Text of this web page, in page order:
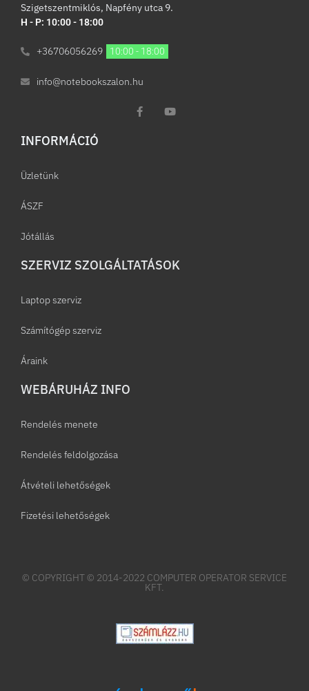
Szigetszentmiklós, Napfény utca 9.
H - P: 10:00 - 18:00
+36706056269 10:00 - 18:00
info@notebookszalon.hu
INFORMÁCIÓ​
Üzletünk
ÁSZF
Jótállás
SZERVIZ SZOLGÁLTATÁSOK
Laptop szerviz
Számítógép szerviz
Áraink
WEBÁRUHÁZ INFO
Rendelés menete
Rendelés feldolgozása
Átvételi lehetőségek
Fizetési lehetőségek
© COPYRIGHT © 2014-2022 COMPUTER OPERATOR SERVICE
KFT.